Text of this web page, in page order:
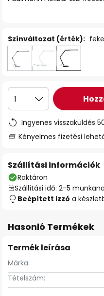
Színváltozat (érték):
1
Ingyenes visszaküldés
Kényelmes fizetési
Szállítási információk
Raktáron
Szállítási idő: 2-5
Beépített izzó a
Hasonló Termékek
Termék leírása
Márka:
Tételszám: